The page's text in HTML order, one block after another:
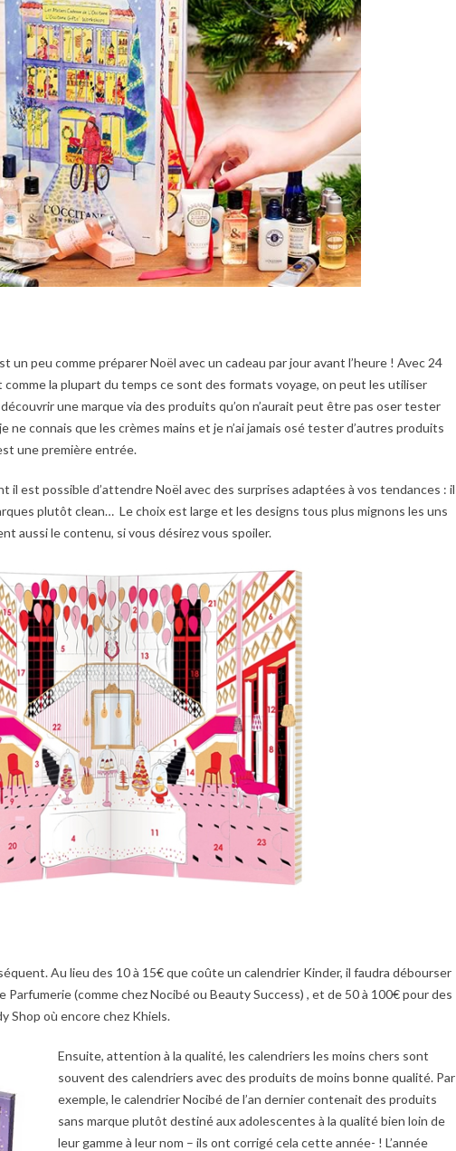
un peu comme préparer Noël avec un cadeau par jour avant l’heure ! Avec 24
la plupart du temps ce sont des formats voyage, on peut les utiliser
une marque via des produits qu’on n’aurait peut être pas oser tester
ne connais que les crèmes mains et je n’ai jamais osé tester d’autres produits
une première entrée.
il est possible d’attendre Noël avec des surprises adaptées à vos tendances : il
plutôt clean… Le choix est large et les designs tous plus mignons les uns
aussi le contenu, si vous désirez vous spoiler.
Au lieu des 10 à 15€ que coûte un calendrier Kinder, il faudra débourser
Parfumerie (comme chez Nocibé ou Beauty Success) , et de 50 à 100€ pour des
Shop où encore chez Khiels.
Ensuite, attention à la qualité, les calendriers les moins chers sont
souvent des calendriers avec des produits de moins bonne qualité. Par
exemple, le calendrier Nocibé de l’an dernier contenait des produits
sans marque plutôt destiné aux adolescentes à la qualité bien loin de
leur gamme à leur nom – ils ont corrigé cela cette année- ! L’année